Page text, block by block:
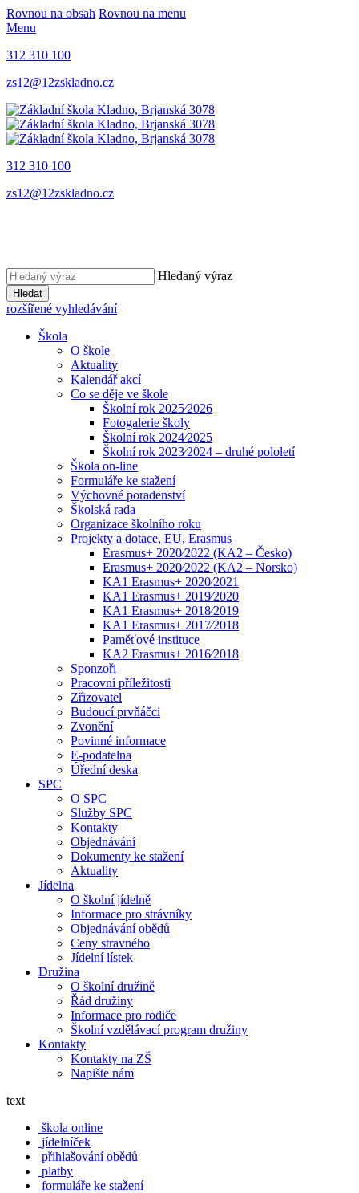
Rovnou na obsah Rovnou na menu
Menu
312 310 100
zs12@12zskladno.cz
312 310 100
zs12@12zskladno.cz
Hledaný výraz
Hledat
rozšířené vyhledávání
Škola
O škole
Aktuality
Kalendář akcí
Co se děje ve škole
Školní rok 2025⁄2026
Fotogalerie školy
Školní rok 2024⁄2025
Školní rok 2023⁄2024 – druhé pololetí
Škola on-line
Formuláře ke stažení
Výchovné poradenství
Školská rada
Organizace školního roku
Projekty a dotace, EU, Erasmus
Erasmus+ 2020⁄2022 (KA2 – Česko)
Erasmus+ 2020⁄2022 (KA2 – Norsko)
KA1 Erasmus+ 2020⁄2021
KA1 Erasmus+ 2019⁄2020
KA1 Erasmus+ 2018⁄2019
KA1 Erasmus+ 2017⁄2018
Paměťové instituce
KA2 Erasmus+ 2016⁄2018
Sponzoři
Pracovní příležitosti
Zřizovatel
Budoucí prvňáčci
Zvonění
Povinné informace
E-podatelna
Úřední deska
SPC
O SPC
Služby SPC
Kontakty
Objednávání
Dokumenty ke stažení
Aktuality
Jídelna
O školní jídelně
Informace pro strávníky
Objednávání obědů
Ceny stravného
Jídelní lístek
Družina
O školní družině
Řád družiny
Informace pro rodiče
Školní vzdělávací program družiny
Kontakty
Kontakty na ZŠ
Napište nám
text
škola online
jídelníček
přihlašování obědů
platby
formuláře ke stažení